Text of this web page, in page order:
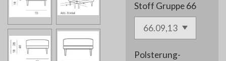
Stoff Gruppe 66
Polsterung-